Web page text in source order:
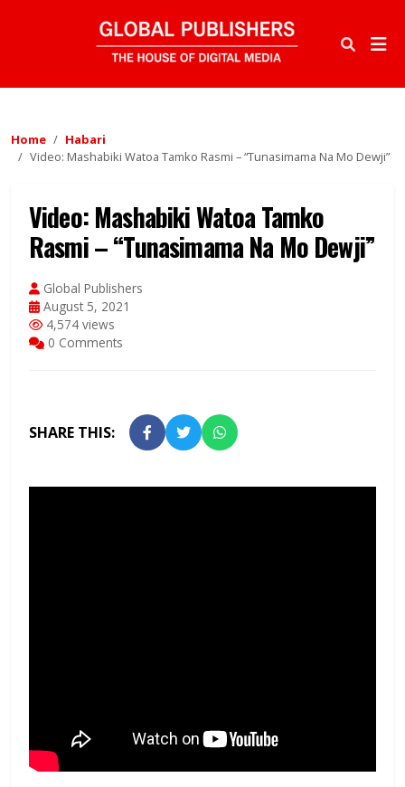
Home
Habari
Video: Mashabiki Watoa Tamko Rasmi – “Tunasimama Na Mo Dewji”
Video: Mashabiki Watoa Tamko
Rasmi – “Tunasimama Na Mo Dewji”
Global Publishers
August 5, 2021
4,574 views
0 Comments
SHARE THIS: